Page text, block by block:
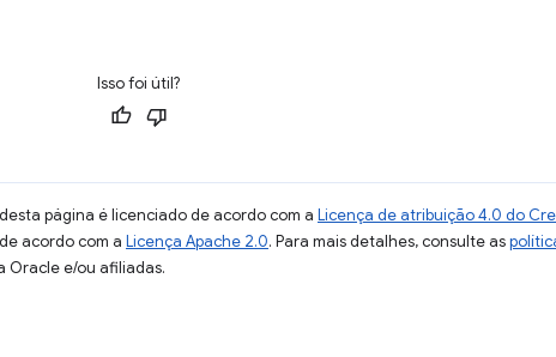
Isso foi útil?
página é licenciado de acordo com a Licença de atribuição 4.0 do
acordo com a Licença Apache 2.0. Para mais detalhes, consulte as
Oracle e/ou afiliadas.